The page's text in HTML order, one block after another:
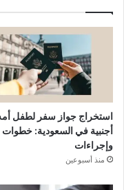
استخراج جواز سفر لطفل
أجنبية في السعودية: خطوات
وإجراءات
منذ أسبوعين